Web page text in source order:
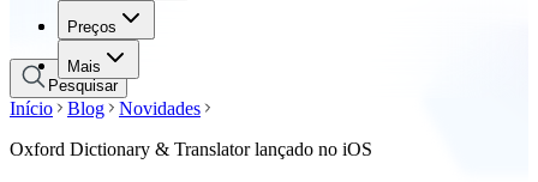
Preços
Mais
Preços
Pesquisar
Início Blog
Novidades
Oxford Dictionary & Translator lançado no iOS